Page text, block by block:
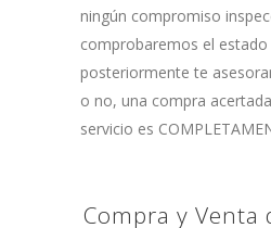
ningún compromiso
comprobaremos el
posteriormente te
o no, una compra
servicio es
Compra y Venta